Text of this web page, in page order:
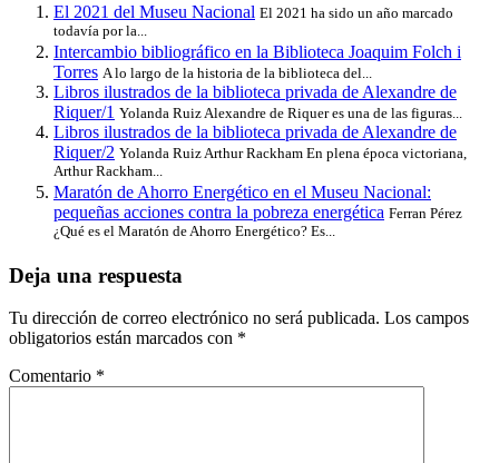
El 2021 del Museu Nacional El 2021 ha sido un año marcado
todavía por la...
Intercambio bibliográfico en la Biblioteca Joaquim Folch i
Torres A lo largo de la historia de la biblioteca del...
Libros ilustrados de la biblioteca privada de Alexandre de
Riquer/1 Yolanda Ruiz Alexandre de Riquer es una de las figuras...
Libros ilustrados de la biblioteca privada de Alexandre de
Riquer/2 Yolanda Ruiz Arthur Rackham En plena época victoriana,
Arthur Rackham...
Maratón de Ahorro Energético en el Museu Nacional:
pequeñas acciones contra la pobreza energética Ferran Pérez
¿Qué es el Maratón de Ahorro Energético? Es...
Deja una respuesta
Tu dirección de correo electrónico no será publicada. Los campos
obligatorios están marcados con *
Comentario *